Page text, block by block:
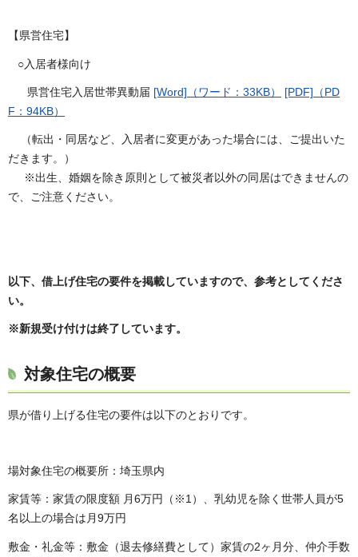
【県営住宅】
○入居者様向け
県営住宅入居世帯異動届 [Word]（ワード：33KB）
[PDF]（PD
F：94KB）
（転出・同居など、入居者に変更があった場合には、ご提出いた
だきます。）
※出生、婚姻を除き原則として被災者以外の同居はできませんの
で、ご注意ください。
以下、借上げ住宅の要件を掲載していますので、参考としてくださ
い。
※新規受け付けは終了しています。
対象住宅の概要
県が借り上げる住宅の要件は以下のとおりです。
場対象住宅の概要所：埼玉県内
家賃等：家賃の限度額 月6万円（※1）、乳幼児を除く世帯人員が5
名以上の場合は月9万円
敷金・礼金等：敷金（退去修繕費として）家賃の2ヶ月分、仲介手数